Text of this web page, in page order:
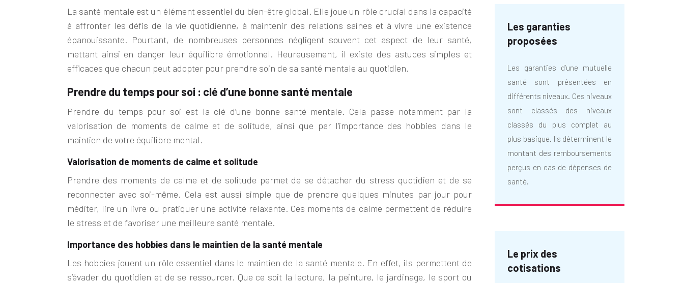
La santé mentale est un élément essentiel du bien-être global. Elle joue un rôle crucial dans la capacité
à affronter les défis de la vie quotidienne, à maintenir des relations saines et à vivre une existence
épanouissante. Pourtant, de nombreuses personnes négligent souvent cet aspect de leur santé,
mettant ainsi en danger leur équilibre émotionnel. Heureusement, il existe des astuces simples et
efficaces que chacun peut adopter pour prendre soin de sa santé mentale au quotidien.
Prendre du temps pour soi : clé d’une bonne santé mentale
Prendre du temps pour soi est la clé d’une bonne santé mentale. Cela passe notamment par la
valorisation de moments de calme et de solitude, ainsi que par l’importance des hobbies dans le
maintien de votre équilibre mental.
Valorisation de moments de calme et solitude
Prendre des moments de calme et de solitude permet de se détacher du stress quotidien et de se
reconnecter avec soi-même. Cela est aussi simple que de prendre quelques minutes par jour pour
méditer, lire un livre ou pratiquer une activité relaxante. Ces moments de calme permettent de réduire
le stress et de favoriser une meilleure santé mentale.
Importance des hobbies dans le maintien de la santé mentale
Les hobbies jouent un rôle essentiel dans le maintien de la santé mentale. En effet, ils permettent de
s’évader du quotidien et de se ressourcer. Que ce soit la lecture, la peinture, le jardinage, le sport ou
Les garanties
proposées
Les garanties d’une mutuelle
santé sont présentées en
différents niveaux. Ces niveaux
sont classés des niveaux
classés du plus complet au
plus basique. Ils déterminent le
montant des remboursements
perçus en cas de dépenses de
santé.
Le prix des
cotisations